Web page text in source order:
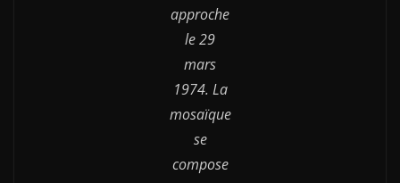
approche
le 29
mars
1974. La
mosaïque
se
compose